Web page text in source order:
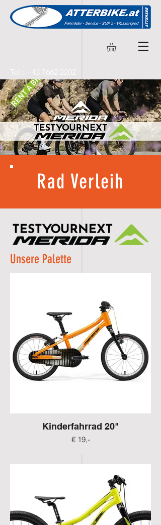
Tel.: +43 7662 2202
Rad Verleih
Unsere Palette
Kinderfahrrad 20"
€ 19,-